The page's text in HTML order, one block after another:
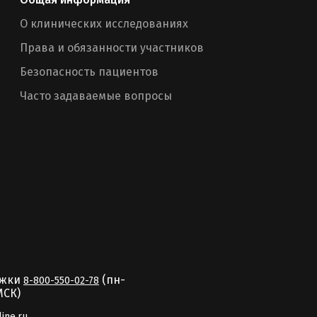
О клинических исследованиях
Права и обязанности участников
Безопасность пациентов
Часто задаваемые вопросы
8-800-550-02-78 (пн-